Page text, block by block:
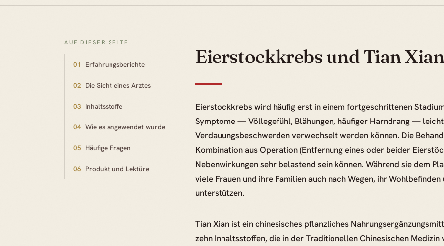
AUF DIESER SEITE
01 Erfahrungsberichte
02 Die Sicht eines Arztes
03 Inhaltsstoffe
04 Wie es angewendet wurde
05 Häufige Fragen
06 Produkt und Lektüre
Eierstockkrebs und Tian Xian
Eierstockkrebs wird häufig erst in einem fortgeschrittenen
Symptome — Völlegefühl, Blähungen, häufiger Harndrang —
Verdauungsbeschwerden verwechselt werden können. Die
Kombination aus Operation (Entfernung eines oder beider
Nebenwirkungen sehr belastend sein können. Während sie dem
viele Frauen und ihre Familien auch nach Wegen, ihr
unterstützen.
Tian Xian ist ein chinesisches pflanzliches
zehn Inhaltsstoffen, die in der Traditionellen Chinesischen